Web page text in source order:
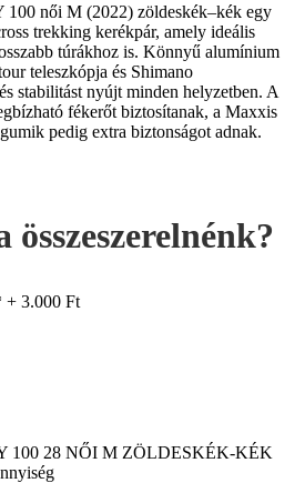
női M (2022) zöldeskék–kék egy
trekking kerékpár, amely ideális
túrákhoz is. Könnyű alumínium
teleszkópja és Shimano
stabilitást nyújt minden helyzetben. A
fékerőt biztosítanak, a Maxxis
pedig extra biztonságot adnak.
összeszerelnénk?
+ 3.000 Ft
100 28 NŐI M ZÖLDESKÉK-KÉK